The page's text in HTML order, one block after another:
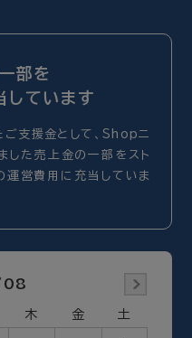
部を
しています
ご支援金として、Shopニ
した売上金の一部をスト
運営費用に充当していま
木 金 土